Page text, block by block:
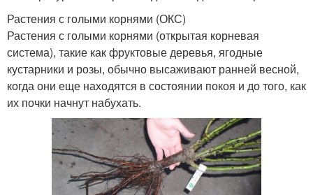
Растения с голыми корнями (ОКС)
Растения с голыми корнями (открытая корневая
система), такие как фруктовые деревья, ягодные
кустарники и розы, обычно высаживают ранней весной,
когда они еще находятся в состоянии покоя и до того, как
их почки начнут набухать.